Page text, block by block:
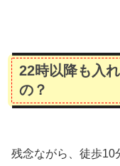
22時以降も入
の？
残念ながら、徒歩10